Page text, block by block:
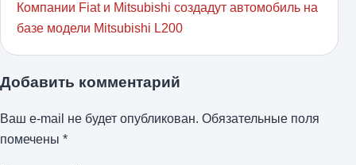
Компании Fiat и Mitsubishi создадут автомобиль на
базе модели Mitsubishi L200
Добавить комментарий
Ваш e-mail не будет опубликован. Обязательные поля
помечены *